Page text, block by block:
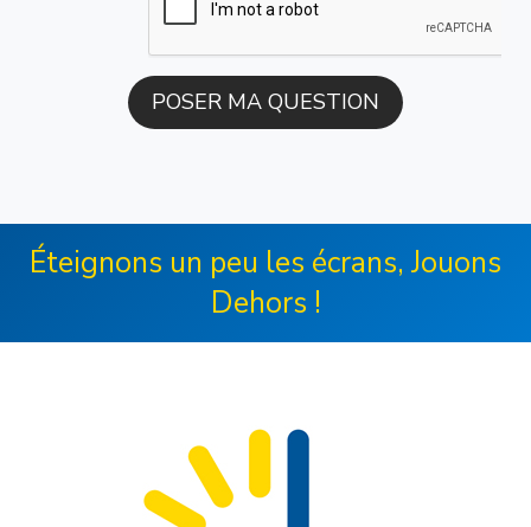
Éteignons un peu les écrans, Jouons
Dehors !